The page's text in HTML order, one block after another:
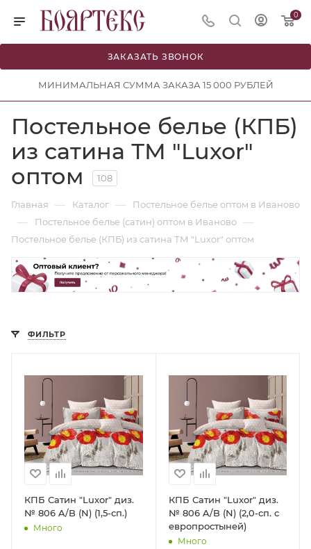
0
ЗАКАЗАТЬ ЗВОНОК
МИНИМАЛЬНАЯ СУММА ЗАКАЗА 15 000 РУБЛЕЙ
Постельное белье (КПБ)
из сатина ТМ "Luxor"
оптом
108
Главная — Каталог — Постельное белье оптом в Иваново
— Постельное белье (сатин) оптом в Иваново —
Постельное белье (КПБ) из сатина ТМ "Luxor" оптом
ФИЛЬТР
КПБ Сатин "Luxor" диз.
№ 806 A/B (N) (1,5-сп.)
Много
КПБ Сатин "Luxor" диз.
№ 806 A/B (N) (2,0-сп. с
европростыней)
Много